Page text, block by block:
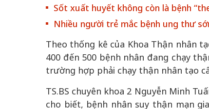
Sốt xuất huyết không còn là bệnh
Nhiều người trẻ mắc bệnh ung thư
Theo thống kê của Khoa Thận nhân
400 đến 500 bệnh nhân đang chạy
trường hợp phải chạy thận nhân tạo
TS.BS chuyên khoa 2 Nguyễn Minh
cho biết, bệnh nhân suy thận mạn
mới - Kỳ 5: Thủ đô qua
lăng kính số hóa
tạo | Kỳ 4:
làm nên diện